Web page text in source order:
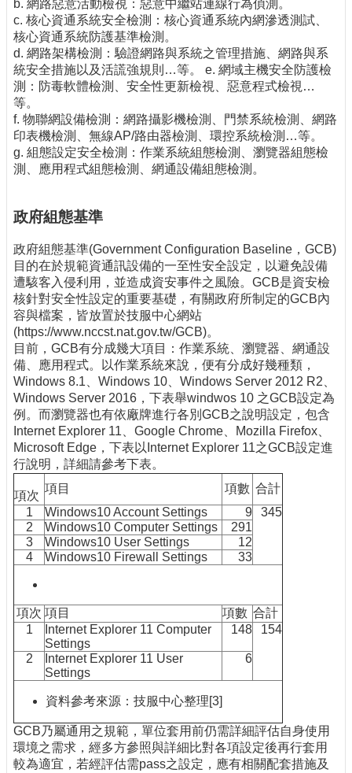
b. 網路惡意活動檢視：惡意中繼站連線行為偵測。
c. 核心資通系統安全檢測：核心資通系統內網滲透測試、
核心資通系統防護基準檢測。
d. 網路架構檢測：驗證網路與系統之管理措施、網路與系
統安全措施以及活謊強規則…等。 e. 網域主機安全防護檢
測：防毒軟體檢測、安全性更新檢視、惡意程式檢視…
等。
f. 物聯網設備檢測：網路攝影機檢測、門禁系統檢測、網路
印表機檢測、無線AP/路由器檢測、環控系統檢測…等。
g. 組態設定安全檢測：作業系統組態檢測、瀏覽器組態檢
測、應用程式組態檢測、網通設備組態檢測。
政府組態基準
政府組態基準(Government Configuration Baseline，GCB)
目的在於規範資通訊設備的一至性安全設定，以避免設備
遭駭客入侵利用，並造成資安事件之風險。GCB是資安檢
核針對安全性設定的重要基礎，有關政府所制定的GCB內
容與檔案，皆放置於技服中心網站
(https://www.nccst.nat.gov.tw/GCB)。
目前，GCB有分成幾大項目：作業系統、瀏覽器、網通設
備、應用程式。以作業系統來說，便有分成好幾種類，
Windows 8.1、Windows 10、Windows Server 2012 R2、
Windows Server 2016，下表舉windwos 10 之GCB設定為
例。而瀏覽器也有依廠牌進行各別GCB之說明設定，包含
Internet Explorer 11、Google Chrome、Mozilla Firefox、
Microsoft Edge，下表以Internet Explorer 11之GCB設定進
行說明，詳細請參考下表。
項次
項目 項數 合計
1
Windows10 Account Settings 9
345
2
Windows10 Computer Settings
291
3
Windows10 User Settings
12
4
Windows10 Firewall Settings 33
項次 項目 項數 合計
1
Internet Explorer 11 Computer
Settings
148 154
2
Internet Explorer 11 User
Settings
6
資料參考來源：技服中心整理[3]
GCB乃屬通用之規範，單位套用前仍需詳細評估自身使用
環境之需求，經多方參照與詳細比對各項設定後再行套用
較為適宜，若經評估需pass之設定，應有相關配套措施及